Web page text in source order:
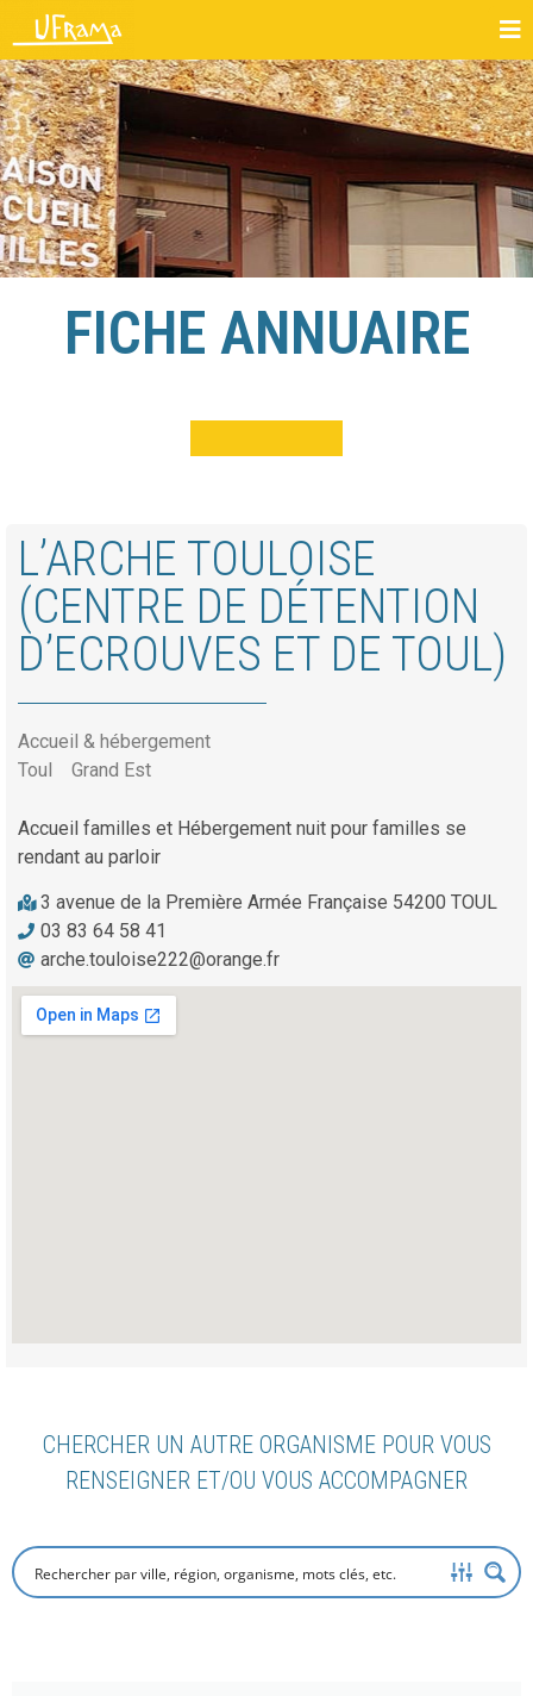
FICHE ANNUAIRE
L’ARCHE TOULOISE
(CENTRE DE DÉTENTION
D’ECROUVES ET DE TOUL)
Accueil & hébergement
Toul
Grand Est
Accueil familles et Hébergement nuit pour familles se
rendant au parloir
3 avenue de la Première Armée Française 54200 TOUL
03 83 64 58 41
arche.touloise222@orange.fr
CHERCHER UN AUTRE ORGANISME POUR VOUS
RENSEIGNER ET/OU VOUS ACCOMPAGNER